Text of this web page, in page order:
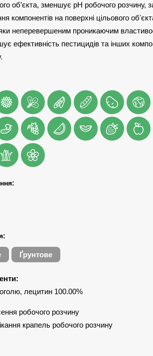
об’єкта, зменшує pH робочого розчину,
компонентів на поверхні цільового
неперевершеним проникаючим
ефективність пестицидів та інших
Ґрунтове
лецитин 100.00%
робочого розчину
крапель робочого розчину